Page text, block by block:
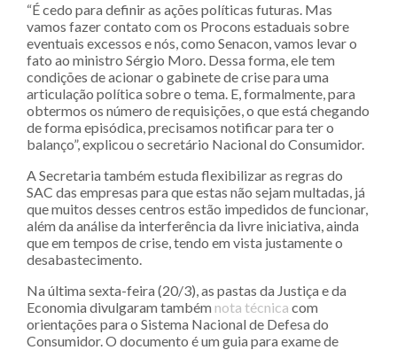
“É cedo para definir as ações políticas futuras. Mas
vamos fazer contato com os Procons estaduais sobre
eventuais excessos e nós, como Senacon, vamos levar o
fato ao ministro Sérgio Moro. Dessa forma, ele tem
condições de acionar o gabinete de crise para uma
articulação política sobre o tema. E, formalmente, para
obtermos os número de requisições, o que está chegando
de forma episódica, precisamos notificar para ter o
balanço”, explicou o secretário Nacional do Consumidor.
A Secretaria também estuda flexibilizar as regras do
SAC das empresas para que estas não sejam multadas, já
que muitos desses centros estão impedidos de funcionar,
além da análise da interferência da livre iniciativa, ainda
que em tempos de crise, tendo em vista justamente o
desabastecimento.
Na última sexta-feira (20/3), as pastas da Justiça e da
Economia divulgaram também nota técnica com
orientações para o Sistema Nacional de Defesa do
Consumidor. O documento é um guia para exame de